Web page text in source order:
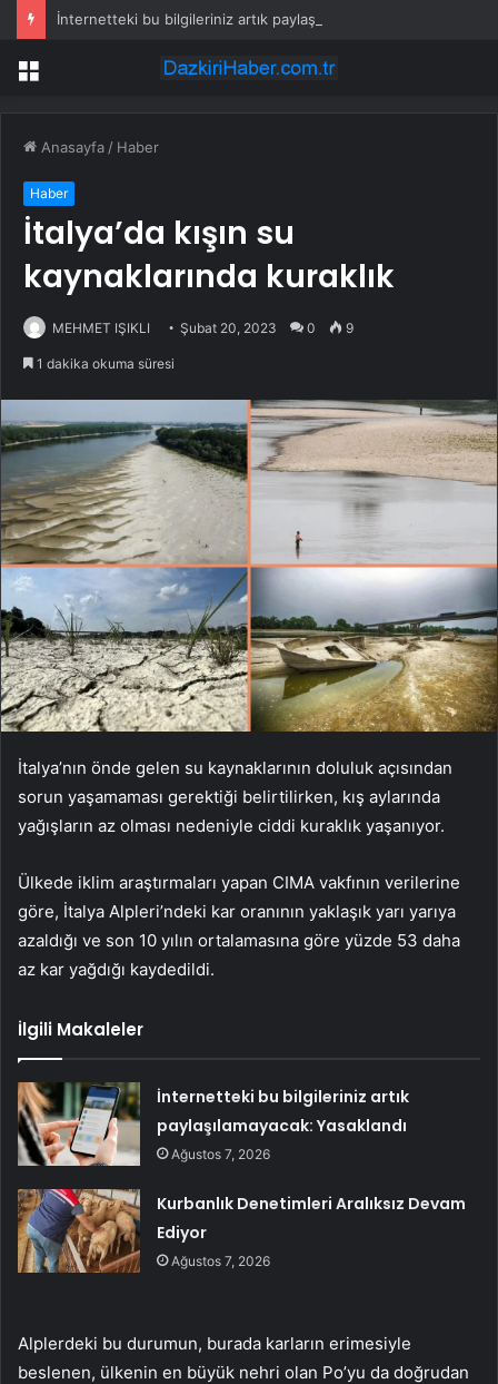
Menü
Anasayfa / Haber
Haber
İtalya’da kışın su
kaynaklarında kuraklık
MEHMET IŞIKLI Şubat 20, 2023 0 9
1 dakika okuma süresi
İtalya’nın önde gelen su kaynaklarının doluluk açısından
sorun yaşamaması gerektiği belirtilirken, kış aylarında
yağışların az olması nedeniyle ciddi kuraklık yaşanıyor.
Ülkede iklim araştırmaları yapan CIMA vakfının verilerine
göre, İtalya Alpleri’ndeki kar oranının yaklaşık yarı yarıya
azaldığı ve son 10 yılın ortalamasına göre yüzde 53 daha
az kar yağdığı kaydedildi.
İlgili Makaleler
İnternetteki bu bilgileriniz artık
paylaşılamayacak: Yasaklandı
Ağustos 7, 2026
Kurbanlık Denetimleri Aralıksız Devam
Ediyor
Ağustos 7, 2026
Alplerdeki bu durumun, burada karların erimesiyle
beslenen, ülkenin en büyük nehri olan Po’yu da doğrudan